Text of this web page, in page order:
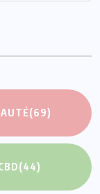
(69)
(44)